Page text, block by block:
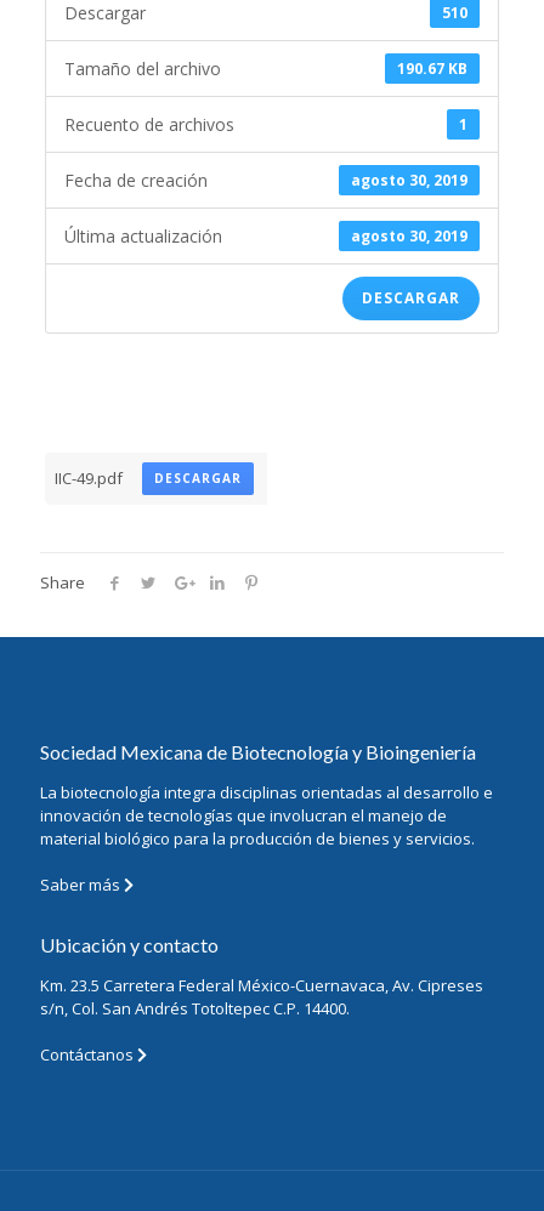
510
Descargar
190.67 KB
Tamaño del archivo
1
Recuento de archivos
agosto 30, 2019
Fecha de creación
agosto 30, 2019
Última actualización
DESCARGAR
IIC-49.pdf DESCARGAR
Share
Sociedad Mexicana de Biotecnología y Bioingeniería
La biotecnología integra disciplinas orientadas al desarrollo e
innovación de tecnologías que involucran el manejo de
material biológico para la producción de bienes y servicios.
Saber más
Ubicación y contacto
Km. 23.5 Carretera Federal México-Cuernavaca, Av. Cipreses
s/n, Col. San Andrés Totoltepec C.P. 14400.
Contáctanos